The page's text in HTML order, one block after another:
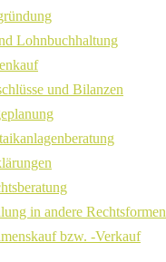
Lohnbuchhaltung
und Bilanzen
in andere Rechtsformen
bzw. -Verkauf